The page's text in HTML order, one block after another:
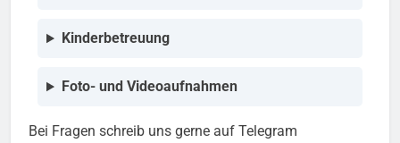
Kinderbetreuung
Foto- und Videoaufnahmen
Bei Fragen schreib uns gerne auf Telegram